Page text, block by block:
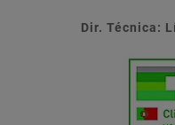
Dir. Técnica: